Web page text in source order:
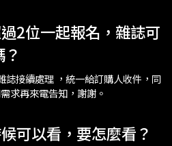
2位一起報名，雜誌可
誌接續處理 ，統一給訂購人收件，同
求再來電告知，謝謝。
可以看，要怎麼看？